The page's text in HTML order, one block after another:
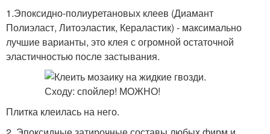
1.Эпоксидно-полиуретановых клеев (Диамант
Полиэласт, Литоэластик, Кераластик) - максимально
лучшие варианты, это клея с огромной остаточной
эластичностью после застывания.
Плитка клеилась на него.